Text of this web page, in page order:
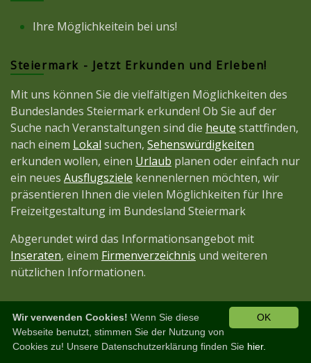
Ihre Möglichkeitein bei uns!
Steiermark - Jetzt Erkunden und Erleben!
Mit uns können Sie die vielfältigen Möglichkeiten des
Bundeslandes Steiermark erkunden! Ob Sie auf der
Suche nach Veranstaltungen sind die heute stattfinden,
nach einem Lokal suchen, Sehenswürdigkeiten
erkunden wollen, einen Urlaub planen oder einfach nur
ein neues Ausflugsziele kennenlernen möchten, wir
präsentieren Ihnen die vielen Möglichkeiten für Ihre
Freizeitgestaltung im Bundesland Steiermark
Abgerundet wird das Informationsangebot mit
Inseraten, einem Firmenverzeichnis und weiteren
nützlichen Informationen.
Diese Seite ist ein Projekt derJetztMedien.com OK
Wir verwenden Cookies! Wenn Sie diese
Webseite benutzt, stimmen Sie der Nutzung von
Cookies zu! Unsere Datenschutzerklärung finden Sie hier.